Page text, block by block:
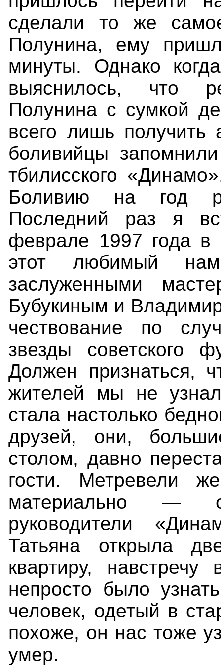
сделали то же
Полунина, ему
минуты. Однако
выяснилось, что
Полунина с сумкой
всего лишь
боливийцы
тбилисского
Боливию на год
Последний раз я
феврале 1997 года в
этот любимый
заслуженными
Бубукиным и
чествование по
звезды советского
Должен признаться,
жителей мы не
стала настолько
друзей, они,
столом, давно
гости. Метревели
материально —
руководители
Татьяна открыла
квартиру,
непросто было
человек, одетый в
похоже, он нас тоже
умер.